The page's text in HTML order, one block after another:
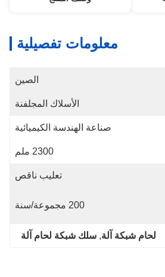
معلومات تفصيلية
الصين
الأسلاك المجلفنة
صناعة الهندسة الكيميائية
2300 ملم
تعليب ناقص
200 مجموعة/سنة
لحام شبكة آلة, سلك شبكة لحام آلة